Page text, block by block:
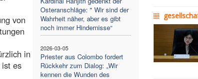
Osteranschläge: " Wir sind der
Wahrheit näher, aber es gibt
noch immer Hindernisse“
2026-03-05
Priester aus Colombo fordert
Rückkehr zum Dialog: „Wir
kennen die Wunden des
von
in
es